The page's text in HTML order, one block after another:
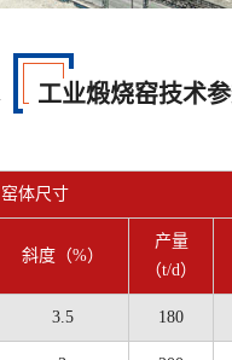
工业煅烧窑技术
窑体尺寸
斜度（%）
产量
（t/d）
3.5 180